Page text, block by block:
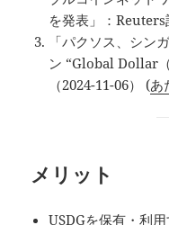
を発表」：
「パクソス、シン
ン “Global Dollar
（2024-11-06） (あ
メリット
USDGを保有・利